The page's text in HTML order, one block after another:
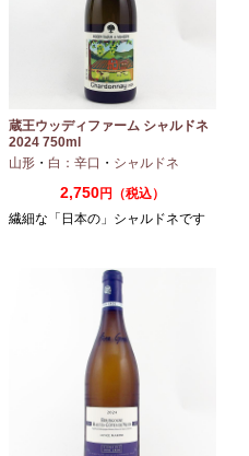
蔵王ウッディファーム シャルドネ
2024 750ml
山形 ・ 白：辛口 ・ シャルドネ
2,750円（税込）
繊細な「日本の」シャルドネです